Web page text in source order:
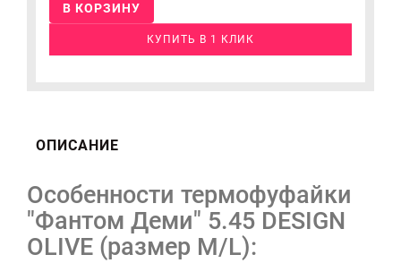
В КОРЗИНУ
КУПИТЬ В 1 КЛИК
ОПИСАНИЕ
Особенности термофуфайки
"Фантом Деми" 5.45 DESIGN
OLIVE (размер M/L):